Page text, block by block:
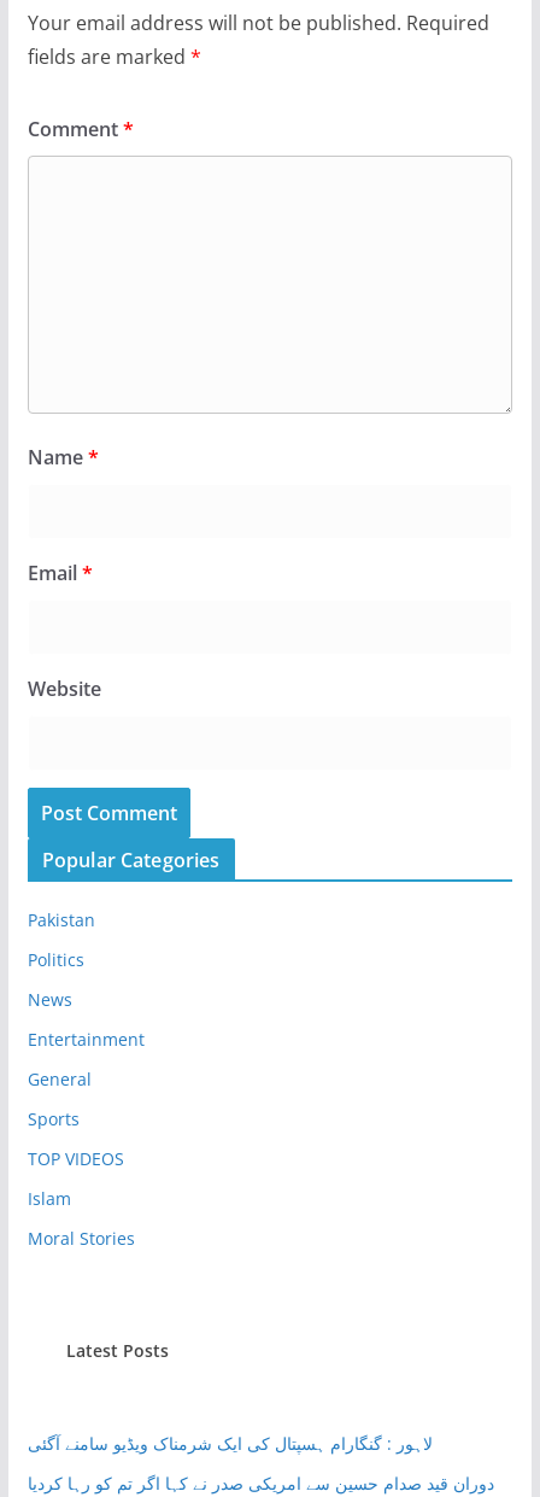
Your email address will not be published. Required
fields are marked *
Comment*
Name*
Email*
Website
Popular Categories
Pakistan
Politics
News
Entertainment
General
Sports
TOP VIDEOS
Islam
Moral Stories
Latest Posts
لاہور : گنگارام ہسپتال کی ایک شرمناک ویڈیو سامنے آگئی
دوران قید صدام حسین سے امریکی صدر نے کہا اگر تم کو رہا کردیا